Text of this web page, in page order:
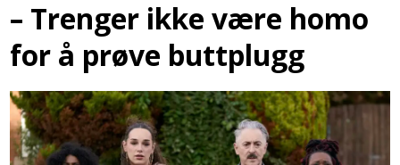
– Trenger ikke være homo
for å prøve buttplugg